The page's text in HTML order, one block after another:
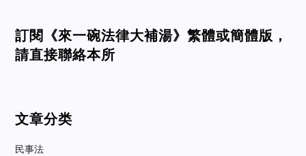
訂閱《來一碗法律大補湯》繁體或簡體版，
請直接聯絡本所
文章分类
民事法